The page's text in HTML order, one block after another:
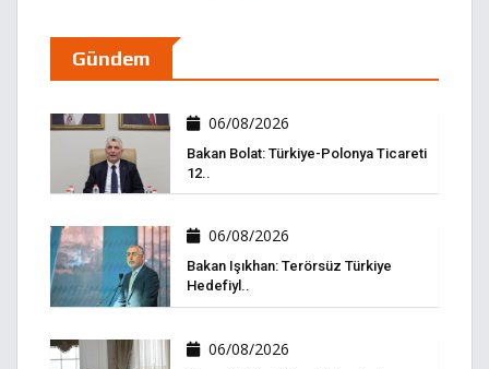
Gündem
06/08/2026
Bakan Bolat: Türkiye-Polonya Ticareti
12..
06/08/2026
Bakan Işıkhan: Terörsüz Türkiye
Hedefiyl..
06/08/2026